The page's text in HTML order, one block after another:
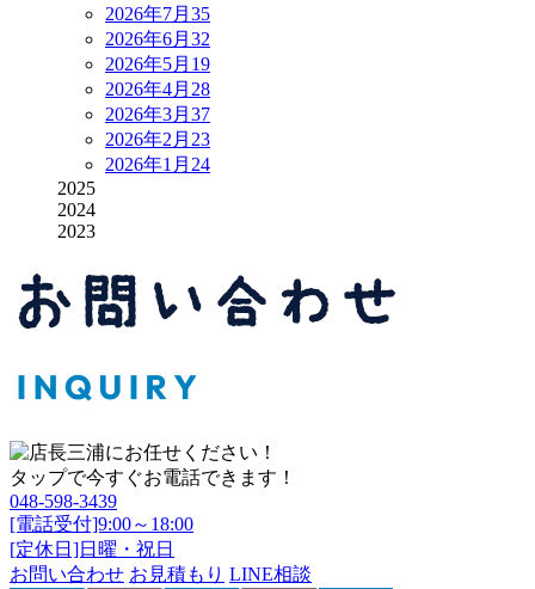
2026年7月 35
2026年6月 32
2026年5月 19
2026年4月 28
2026年3月 37
2026年2月 23
2026年1月 24
2025
2024
2023
タップで今すぐお電話できます！
048-598-3439
[電話受付]9:00～18:00
[定休日]日曜・祝日
お問い合わせ お見積もり LINE相談